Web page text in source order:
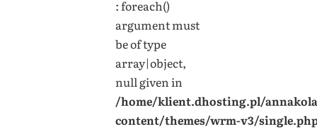
: foreach()
argument must
be of type
array|object,
null given in
/home/klient.dhosting.pl/
content/themes/wrm-v3/